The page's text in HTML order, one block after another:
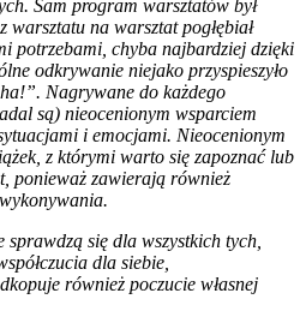
Sam program warsztatów był
warsztatu na warsztat pogłębiał
potrzebami, chyba najbardziej dzięki
odkrywanie niejako przyspieszyło
Nagrywane do każdego
są) nieocenionym wsparciem
i emocjami. Nieocenionym
z którymi warto się zapoznać lub
ponieważ zawierają również
sprawdzą się dla wszystkich tych,
dla siebie,
również poczucie własnej